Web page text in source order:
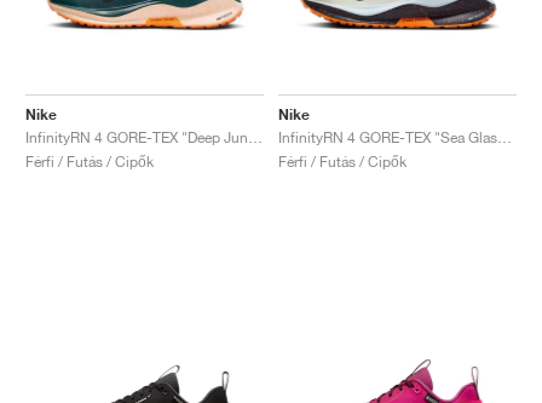
Nike
Férfi / Futás / Cipők
Nike
Férfi / Futás / Cipők